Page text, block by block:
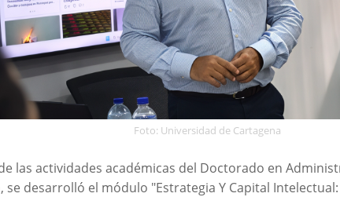
Foto: Universidad de Cartagena
las actividades académicas del Doctorado en
se desarrolló el módulo "Estrategia Y Capital